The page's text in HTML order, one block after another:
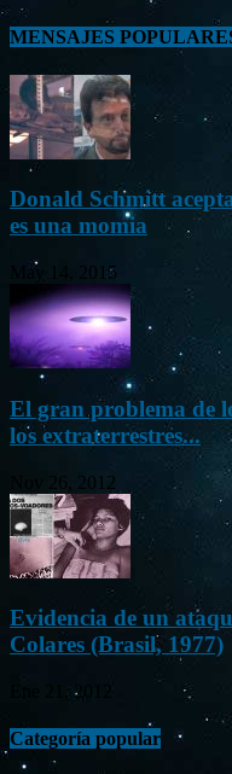
MENSAJES
Donald Schmitt
es una momia
May 14, 2015
El gran problema de
los extraterrestres...
Nov 26, 2012
Evidencia de un
Colares (Brasil, 1977)
Ene 21, 2012
Categoría popular